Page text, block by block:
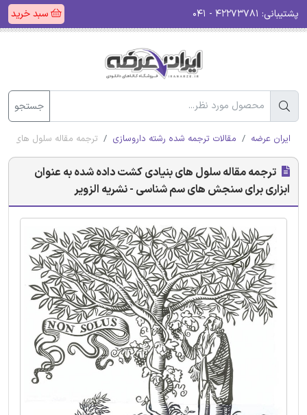
پشتیبانی: سبد خرید
جستجو
ایران عرضه مقالات ترجمه شده رشته داروسازی ترجمه مقاله سلول های
ترجمه مقاله سلول های بنیادی کشت داده شده به عنوان
ابزاری برای سنجش های سم شناسی - نشریه الزویر